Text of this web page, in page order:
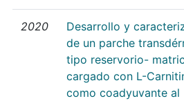
2020
Desarrollo y
de un parche
tipo reservorio-
cargado con L-
como coadyuvante al